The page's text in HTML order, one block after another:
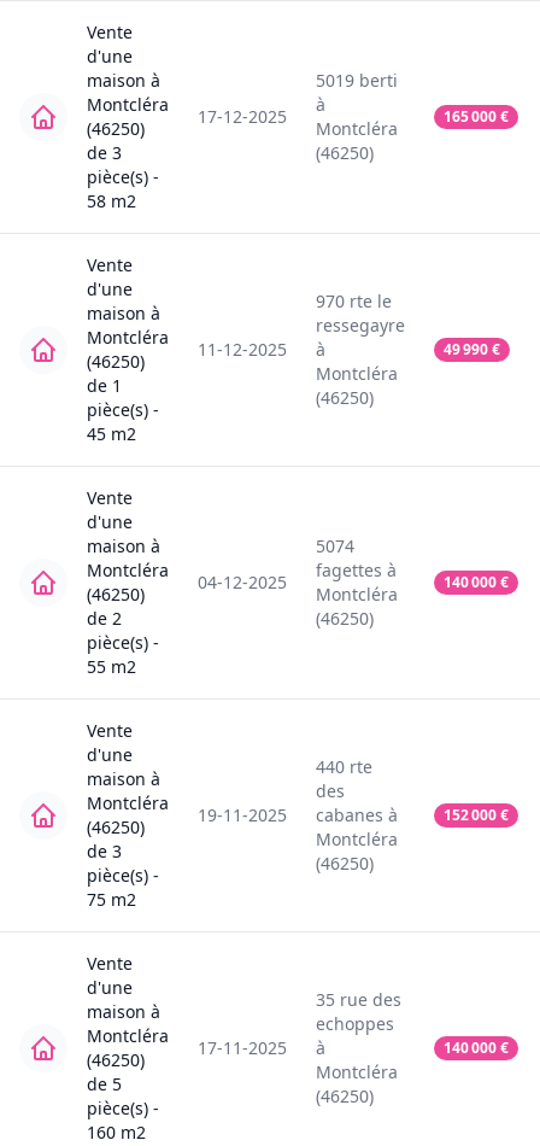
Vente
d'une
maison à
Montcléra
(46250)
de 3
pièce(s) -
58 m2
17-12-2025
5019 berti
à
Montcléra
(46250)
165 000€
Vente
d'une
maison à
Montcléra
(46250)
de 1
pièce(s) -
45 m2
11-12-2025
970 rte le
ressegayre
à
Montcléra
(46250)
49 990€
Vente
d'une
maison à
Montcléra
(46250)
de 2
pièce(s) -
55 m2
04-12-2025
5074
fagettes à
Montcléra
(46250)
140 000€
Vente
d'une
maison à
Montcléra
(46250)
de 3
pièce(s) -
75 m2
19-11-2025
440 rte
des
cabanes à
Montcléra
(46250)
152 000€
Vente
d'une
maison à
Montcléra
(46250)
de 5
pièce(s) -
160 m2
17-11-2025
35 rue des
echoppes
à
Montcléra
(46250)
140 000€